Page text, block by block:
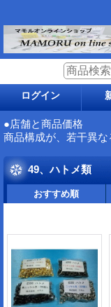
ログイン
●店舗と商品価格
商品構成が、若干異な
49、ハトメ類
おすすめ順